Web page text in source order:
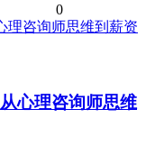
0
心理咨询师思维